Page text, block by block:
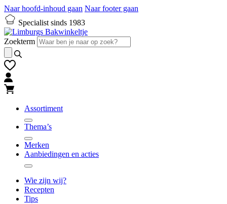
Naar hoofd-inhoud gaan Naar footer gaan
Specialist sinds 1983
Zoekterm
Assortiment
Thema’s
Merken
Aanbiedingen en acties
Wie zijn wij?
Recepten
Tips